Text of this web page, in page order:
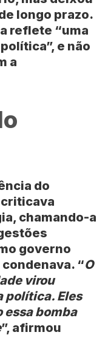
longo prazo.
reflete “uma
e não
a
do
chamando-a
governo
“O
virou
política. Eles
essa bomba
”, afirmou